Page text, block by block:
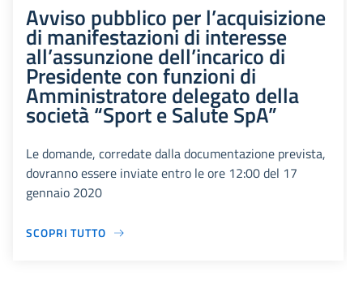
Avviso pubblico per l’acquisizione
di manifestazioni di interesse
all’assunzione dell’incarico di
Presidente con funzioni di
Amministratore delegato della
società “Sport e Salute SpA”
Le domande, corredate dalla documentazione prevista,
dovranno essere inviate entro le ore 12:00 del 17
gennaio 2020
SCOPRI TUTTO